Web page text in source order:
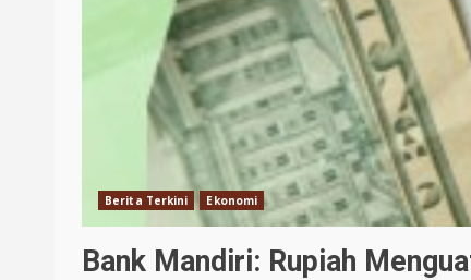
Berita Terkini Ekonomi
Bank Mandiri: Rupiah